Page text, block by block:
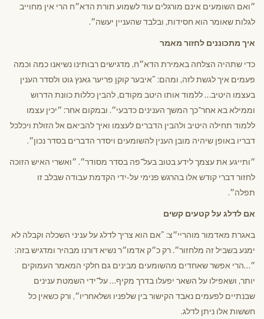
״ואם השומעים אינם מורגלים עוד לשמוע תורת הדא״ח הרי אין מחוייב
לגלות שאומר הוא חסידות, ובלבד שהעניין יעשה״.
איך מתכוננים לחזור מאמר
כדי שתהיה הצלחה באמירת הדא״ח, מדגישים רבותינו נשיאנו כמה וכמה
פעמים איך לגשת לזה, ומהם: "איבער קוקן פריער גאנץ גוט ולסדר הענין
בעצמו היטיב… ללמוד אותו היטב מקודם, להבין כללות כוונת הדרוש
וממילא בא אחר־כך המשך הענינים כדבעי״. ובמקום אחר: ״יכין עצמו
ללמוד תחילה היטיב ולהבין הדברים לעצמו ואיך להביאם אל הזולת ויכלכל
דבריו באופן שיהיה מובן הענין להשומעים ויסדר הדברים בסדר נכון״.
״ותייגע את עצמך לידע בטוב בעל־פה בסדר מסודר״. ״ואשרי האיש הזוכה
לחזור דברי קודש אלו בהרגש פנימי על-ידי הקדמת עבודה שבלב זו
תפלה״.
אם לדלג על קטעים קשים
באגרת מאדמור מוהריי״צ: "אם הוא צריך לדלג על עניני השכלה וקבלה לא
ימנע בשביל זה מלחזור״. רק כ״ק אדמו״ר נשיא דורנו מבהיר ומדגיש בזה:
״…הרי אפשר שאחדים מהשומעים מבינים גם חלקי המאמר העמוקים
יותר, ושאפילו על השאר יפעלו בדרך מקיף… על־ידי השמטת ענינים
שבנתיים לפעמים נאבד הקישור בין שלפניו ושלאחריו״, ורק כשאין כל
חששות אלו ניתן לדלג.